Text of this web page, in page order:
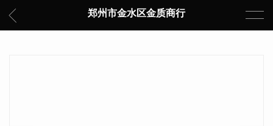
郑州市金水区金质商行